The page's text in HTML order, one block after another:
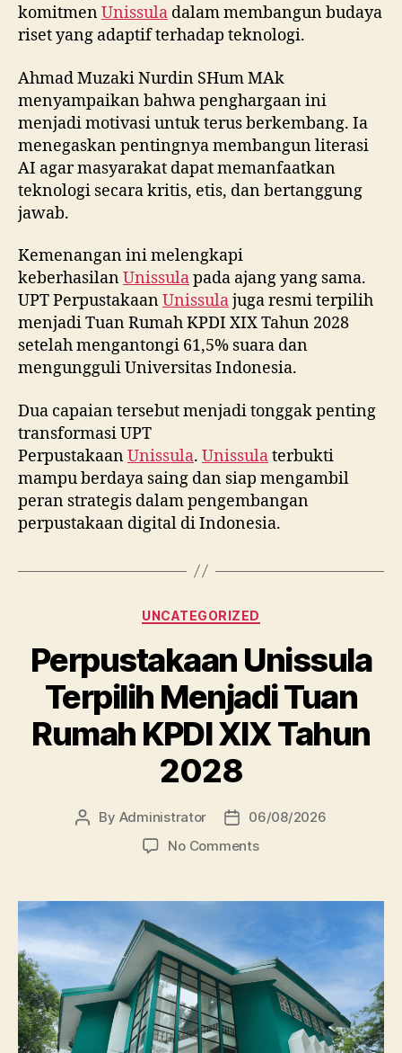
komitmenUnissula dalam membangun budaya
riset yang adaptif terhadap teknologi.
Ahmad Muzaki Nurdin SHum MAk
menyampaikan bahwa penghargaan ini
menjadi motivasi untuk terus berkembang. Ia
menegaskan pentingnya membangun literasi
AI agar masyarakat dapat memanfaatkan
teknologi secara kritis, etis, dan bertanggung
jawab.
Kemenangan ini melengkapi
keberhasilanUnissulapada ajang yang sama.
UPT PerpustakaanUnissulajuga resmi terpilih
menjadi Tuan Rumah KPDI XIX Tahun 2028
setelah mengantongi 61,5% suara dan
mengungguli Universitas Indonesia.
Dua capaian tersebut menjadi tonggak penting
transformasi UPT
PerpustakaanUnissula. Unissulaterbukti
mampu berdaya saing dan siap mengambil
peran strategis dalam pengembangan
perpustakaan digital di Indonesia.
Categories
UNCATEGORIZED
Perpustakaan Unissula
Terpilih Menjadi Tuan
Rumah KPDI XIX Tahun
2028
Post
By Administrator
Post
date
06/08/2026
No Commentson
Terpilih
Rumah
KPDI
XIX
Tahun
2028